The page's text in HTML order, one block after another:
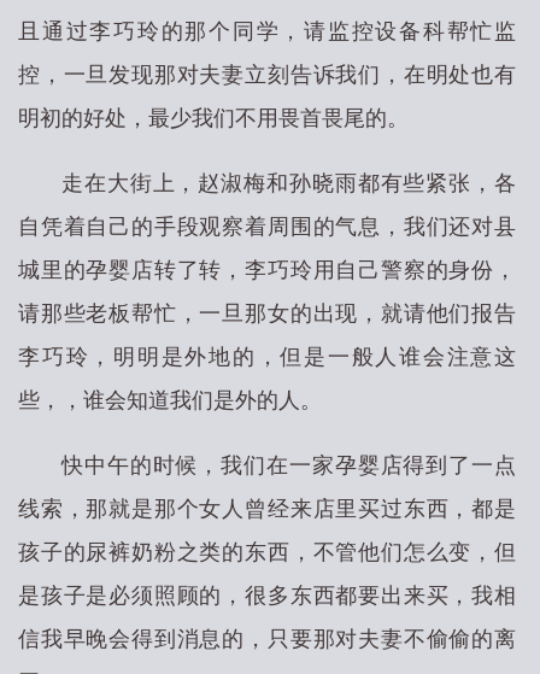
且通过李巧玲的那个同学，请监控设备科帮忙监
控，一旦发现那对夫妻立刻告诉我们，在明处也有
明初的好处，最少我们不用畏首畏尾的。
走在大街上，赵淑梅和孙晓雨都有些紧张，各
自凭着自己的手段观察着周围的气息，我们还对县
城里的孕婴店转了转，李巧玲用自己警察的身份，
请那些老板帮忙，一旦那女的出现，就请他们报告
李巧玲，明明是外地的，但是一般人谁会注意这
些，，谁会知道我们是外的人。
快中午的时候，我们在一家孕婴店得到了一点
线索，那就是那个女人曾经来店里买过东西，都是
孩子的尿裤奶粉之类的东西，不管他们怎么变，但
是孩子是必须照顾的，很多东西都要出来买，我相
信我早晚会得到消息的，只要那对夫妻不偷偷的离